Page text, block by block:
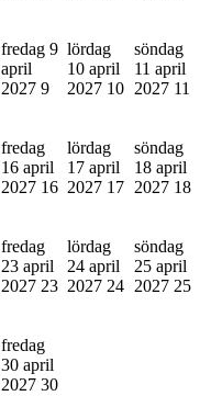
fredag 9
april
2027 9
lördag
10 april
2027 10
söndag
11 april
2027 11
fredag
16 april
2027 16
lördag
17 april
2027 17
söndag
18 april
2027 18
fredag
23 april
2027 23
lördag
24 april
2027 24
söndag
25 april
2027 25
fredag
30 april
2027 30